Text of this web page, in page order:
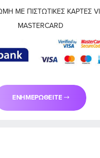
ΜΕ ΠΙΣΤΩΤΙΚΈΣ ΚΆΡΤΕΣ
MASTERCARD
ΕΝΗΜΕΡΩΘΕΊΤΕ